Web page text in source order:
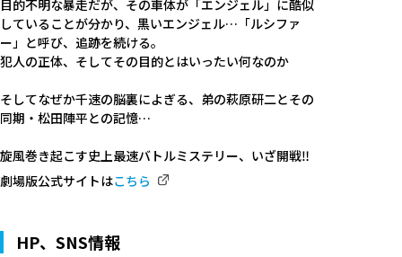
目的不明な暴走だが、その車体が「エンジェル」に酷似
していることが分かり、黒いエンジェル…「ルシファ
ー」と呼び、追跡を続ける。
犯人の正体、そしてその目的とはいったい何なのか――
そしてなぜか千速の脳裏によぎる、弟の萩原研二とその
同期・松田陣平との記憶…
旋風巻き起こす史上最速バトルミステリー、いざ開戦‼
劇場版公式サイトはこちら
HP、SNS情報